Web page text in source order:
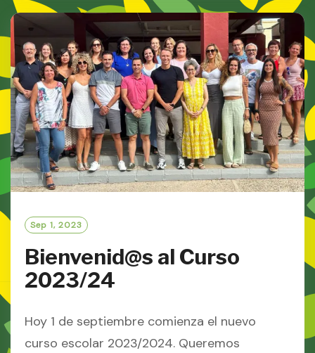
Sep 1, 2023
Bienvenid@s al Curso
2023/24
Hoy 1 de septiembre comienza el nuevo
curso escolar 2023/2024. Queremos